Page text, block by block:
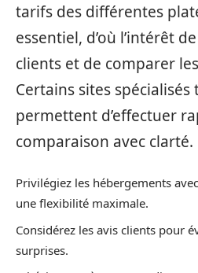
tarifs des différentes
essentiel, d’où l’intérêt
clients et de comparer
Certains sites spécialisés
permettent d’effectuer
comparaison avec clarté.
Privilégiez les hébergements
une flexibilité maximale.
Considérez les avis clients pour
surprises.